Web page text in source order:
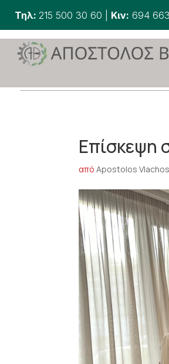
Τηλ: 215 500 30 60 Κιν: 694
Επίσκεψη
απόApostolos Vlachos